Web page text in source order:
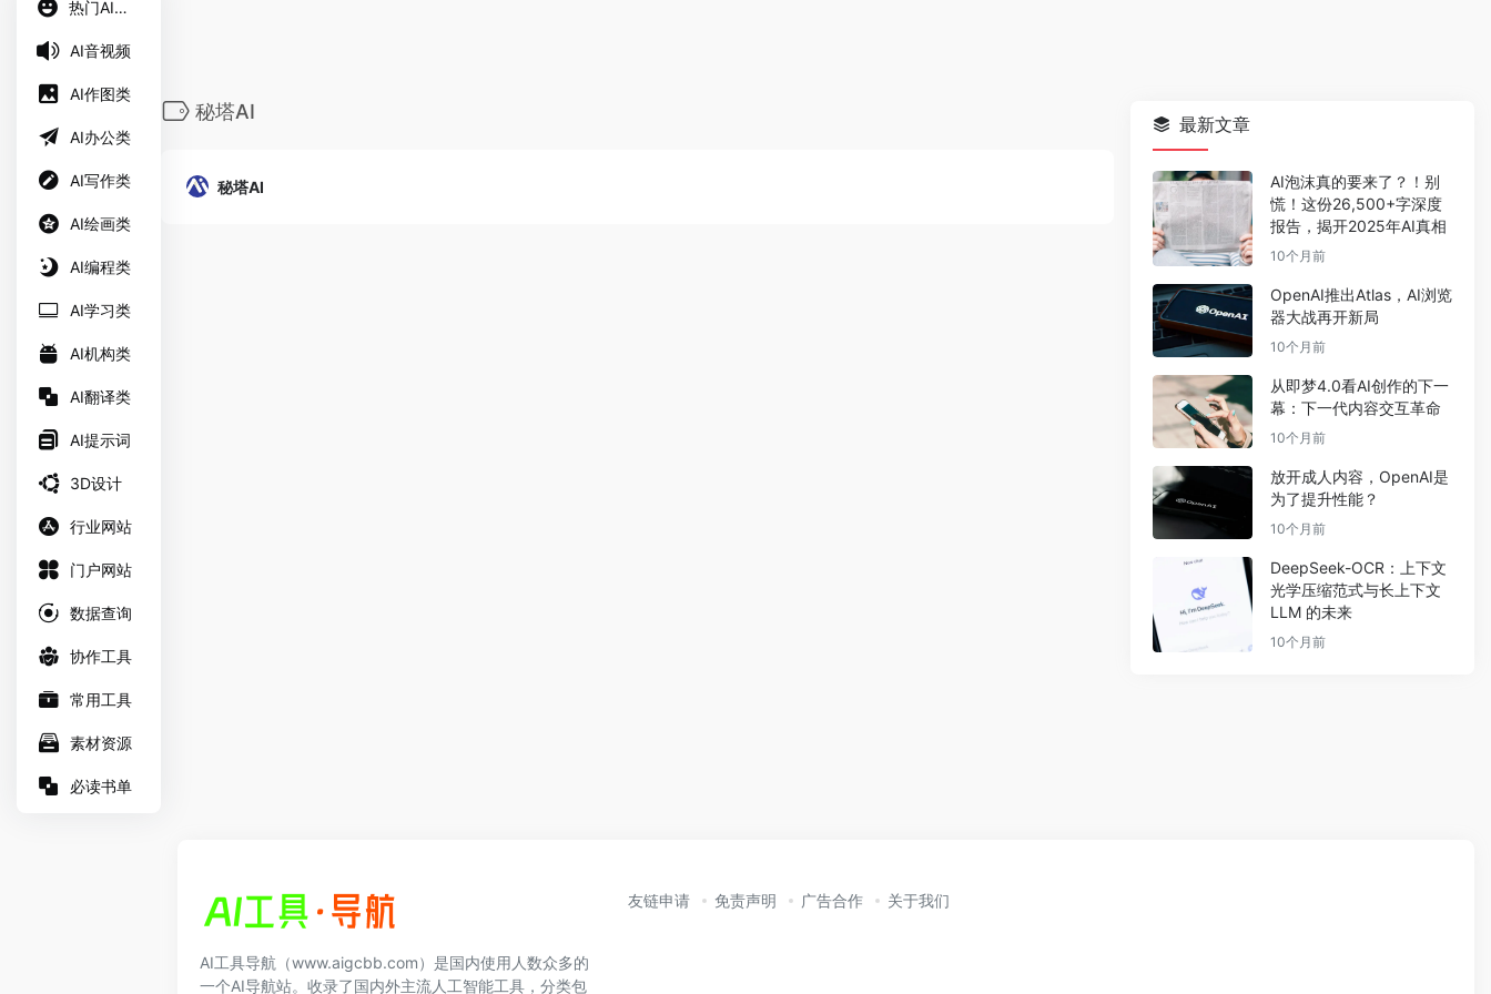
热门AI工具
AI音视频
AI作图类
AI办公类
AI写作类
AI绘画类
AI编程类
AI学习类
AI机构类
AI翻译类
AI提示词
3D设计
行业网站
门户网站
数据查询
协作工具
常用工具
素材资源
必读书单
秘塔AI
秘塔AI
最新文章
AI泡沫真的要来了？！别
慌！这份26,500+字深度
报告，揭开2025年AI真相
10个月前
OpenAI推出Atlas，AI浏览
器大战再开新局
10个月前
从即梦4.0看AI创作的下一
幕：下一代内容交互革命
10个月前
放开成人内容，OpenAI是
为了提升性能？
10个月前
DeepSeek-OCR：上下文
光学压缩范式与长上下文
LLM 的未来
10个月前
AI工具导航（www.aigcbb.com）是国内使用人数众多的
一个AI导航站。收录了国内外主流人工智能工具，分类包
友链申请 免责声明 广告合作 关于我们